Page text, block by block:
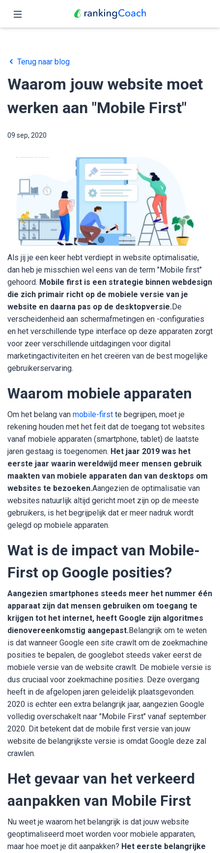
Functies
Prijzen
Partners
Blog
Nederlands
Terug naar blog
Waarom jouw website moet
werken aan "Mobile First"
09 sep, 2020
Als jij je een keer hebt verdiept in website optimalisatie,
dan heb je misschien wel eens van de term "Mobile first"
gehoord. Mobile first is een strategie binnen webdesign
die zich primair richt op de mobiele versie van je
website en daarna pas op de desktopversie.De
verscheidenheid aan schermafmetingen en -configuraties
en het verschillende type interface op deze apparaten zorgt
voor zeer verschillende uitdagingen voor digital
marketingactiviteiten en het creëren van de best mogelijke
gebruikerservaring.
Waarom mobiele apparaten
Om het belang van mobile-first te begrijpen, moet je
rekening houden met het feit dat de toegang tot websites
vanaf mobiele apparaten (smartphone, tablet) de laatste
jaren gestaag is toegenomen. Het jaar 2019 was het
eerste jaar waarin wereldwijd meer mensen gebruik
maakten van mobiele apparaten dan van desktops om
websites te bezoeken.Aangezien de optimalisatie van
websites natuurlijk altijd gericht moet zijn op de meeste
gebruikers, is het begrijpelijk dat er meer nadruk wordt
gelegd op mobiele apparaten.
Wat is de impact van Mobile-
First op Google posities?
Aangezien smartphones steeds meer het nummer één
apparaat zijn dat mensen gebruiken om toegang te
krijgen tot het internet, heeft Google zijn algoritmes
dienovereenkomstig aangepast.Belangrijk om te weten
is dat wanneer Google een site crawlt om de zoekmachine
posities te bepalen, de googlebot steeds vaker eerst de
mobiele versie van de website crawlt. De mobiele versie is
dus cruciaal voor zoekmachine posities. Deze overgang
heeft in de afgelopen jaren geleidelijk plaatsgevonden.
2020 is echter een extra belangrijk jaar, aangezien Google
volledig overschakelt naar "Mobile First" vanaf september
2020. Dit betekent dat de mobile first versie van jouw
website de belangrijkste versie is omdat Google deze zal
crawlen.
Het gevaar van het verkeerd
aanpakken van Mobile First
Nu weet je waarom het belangrijk is dat jouw website
geoptimaliseerd moet worden voor mobiele apparaten,
maar hoe moet je dit aanpakken? Het eerste belangrijke